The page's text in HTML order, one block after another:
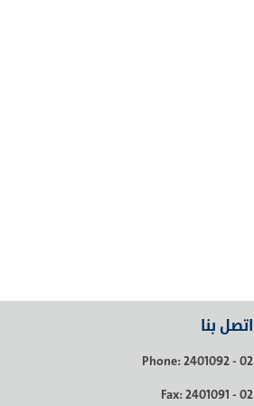
اتصل بنا
Phone: 2401092 - 02
Fax: 2401091 - 02